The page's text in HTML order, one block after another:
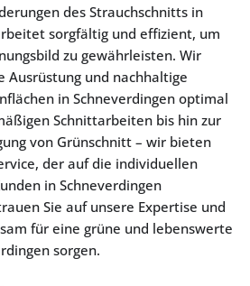
des Strauchschnitts in
sorgfältig und effizient, um
zu gewährleisten. Wir
Ausrüstung und nachhaltige
in Schneverdingen optimal
Schnittarbeiten bis hin zur
von Grünschnitt – wir bieten
der auf die individuellen
in Schneverdingen
Sie auf unsere Expertise und
für eine grüne und lebenswerte
sorgen.